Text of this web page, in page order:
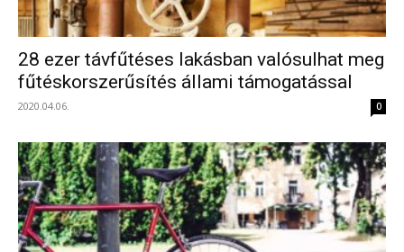
28 ezer távfűtéses lakásban valósulhat meg
fűtéskorszerűsítés állami támogatással
2020.04.06. 0